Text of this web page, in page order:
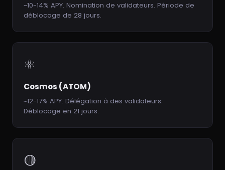
~10-14% APY. Nomination de validateurs. Période de
déblocage de 28 jours.
⚛️
Cosmos (ATOM)
~12-17% APY. Délégation à des validateurs.
Déblocage en 21 jours.
🟡